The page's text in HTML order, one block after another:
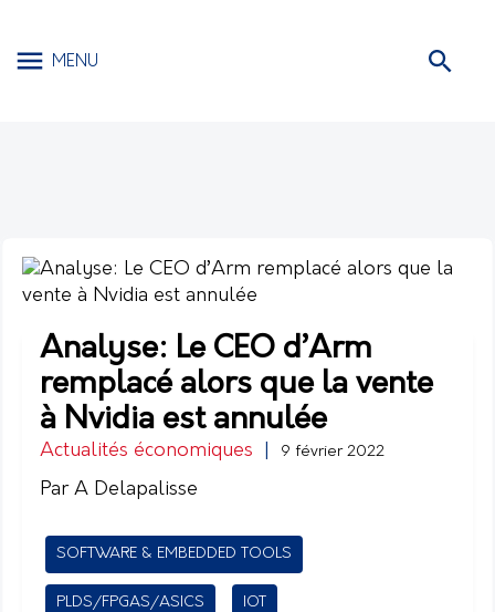
MENU
Analyse: Le CEO d’Arm
remplacé alors que la vente
à Nvidia est annulée
Actualités économiques 9 février 2022
Par A Delapalisse
SOFTWARE & EMBEDDED TOOLS
PLDS/FPGAS/ASICS IOT